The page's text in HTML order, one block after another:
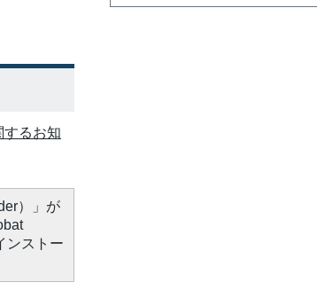
するお知
）」が
ンストー